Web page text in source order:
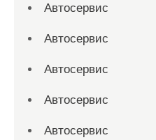
Автосервис
Автосервис
Автосервис
Автосервис
Автосервис